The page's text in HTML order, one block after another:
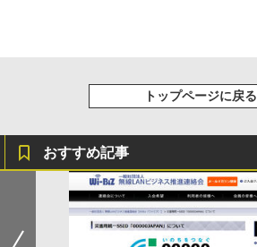
トップページに戻る
おすすめ記事